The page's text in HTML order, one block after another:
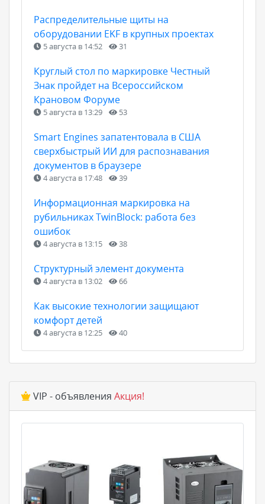
Распределительные щиты на
оборудовании EKF в крупных проектах
5 августа в 14:52 31
Круглый стол по маркировке Честный
Знак пройдет на Всероссийском
Крановом Форуме
5 августа в 13:29 53
Smart Engines запатентовала в США
сверхбыстрый ИИ для распознавания
документов в браузере
4 августа в 17:48 39
Информационная маркировка на
рубильниках TwinBlock: работа без
ошибок
4 августа в 13:15 38
Структурный элемент документа
4 августа в 13:02 66
Как высокие технологии защищают
комфорт детей
4 августа в 12:25 40
VIP - объявления Акция!